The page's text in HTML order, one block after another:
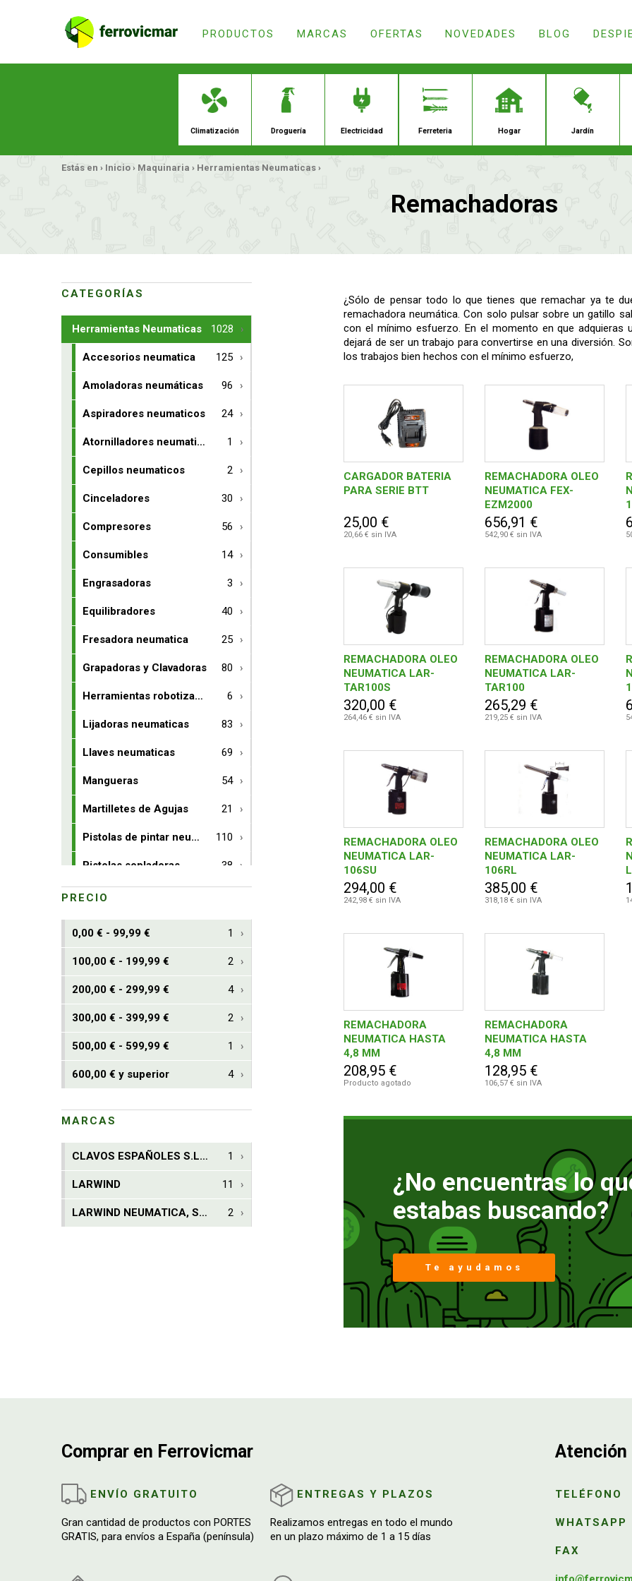
PRODUCTOS MARCAS OFERTAS NOVEDADES BLOG
Estás en › Inicio › Maquinaria › Herramientas Neumaticas ›
Remachadoras
CATEGORÍAS
Herramientas Neumaticas 1028
Accesorios neumatica 125
Amoladoras neumáticas 96
Aspiradores neumaticos 24
Atornilladores neumaticos 1
Cepillos neumaticos 2
Cinceladores 30
Compresores 56
Consumibles 14
Engrasadoras 3
Equilibradores 40
Fresadora neumatica 25
Grapadoras y Clavadoras 80
Herramientas robotizables 6
Lijadoras neumaticas 83
Llaves neumaticas 69
Mangueras 54
Martilletes de Agujas 21
Pistolas de pintar neumaticas 110
Pistolas sopladoras 38
Remachadoras
Remachadoras de tuercas 4
Sierras 9
Taladros neumaticos 37
Tijeras y Cortadoras 30
Varios 44
Ventosas 19
Herramientas Electricas 638
Mini herramientas DIY
PRECIO
0,00 € - 99,99 € 1
100,00 € - 199,99 € 2
200,00 € - 299,99 € 4
300,00 € - 399,99 € 2
500,00 € - 599,99 € 1
600,00 € y superior 4
MARCAS
CLAVOS ESPAÑOLES S.L. -CLAVESA- 1
LARWIND 11
LARWIND NEUMATICA, S.A. 2
¿Sólo de pensar todo lo que tienes que remachar ya te
remachadora neumática. Con solo pulsar sobre un gatillo
con el mínimo esfuerzo. En el momento en que adquieras
dejará de ser un trabajo para convertirse en una diversión.
los trabajos bien hechos con el mínimo esfuerzo,
CARGADOR BATERIA
PARA SERIE BTT
25,00 €
20,66 € sin IVA
REMACHADORA OLEO
NEUMATICA FEX-
EZM2000
656,91 €
542,90 € sin IVA
REMACHADORA OLEO
NEUMATICA LAR-
TAR100S
320,00 €
264,46 € sin IVA
REMACHADORA OLEO
NEUMATICA LAR-
TAR100
265,29 €
219,25 € sin IVA
REMACHADORA OLEO
NEUMATICA LAR-
106SU
294,00 €
242,98 € sin IVA
REMACHADORA OLEO
NEUMATICA LAR-
106RL
385,00 €
318,18 € sin IVA
REMACHADORA
NEUMATICA HASTA
4,8 MM
208,95 €
Producto agotado
REMACHADORA
NEUMATICA HASTA
4,8 MM
128,95 €
106,57 € sin IVA
¿No encuentras lo
estabas buscando?
Te ayudamos
Comprar en Ferrovicmar
ENVÍO GRATUITO
Gran cantidad de productos con PORTES
GRATIS, para envíos a España (península)
ENTREGAS Y PLAZOS
Realizamos entregas en todo el mundo
en un plazo máximo de 1 a 15 días
TELÉFONO
WHATSAPP
FAX